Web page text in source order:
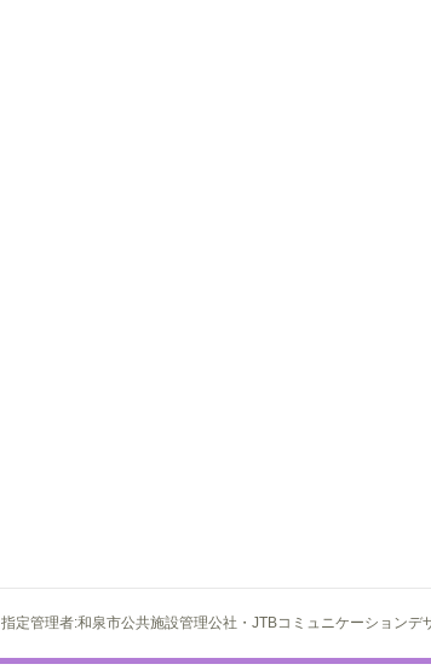
指定管理者:和泉市公共施設管理公社・JTBコミュニケーション